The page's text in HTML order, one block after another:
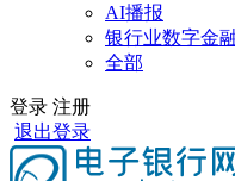
AI播报
银行业数字金
全部
登录 注册
退出登录